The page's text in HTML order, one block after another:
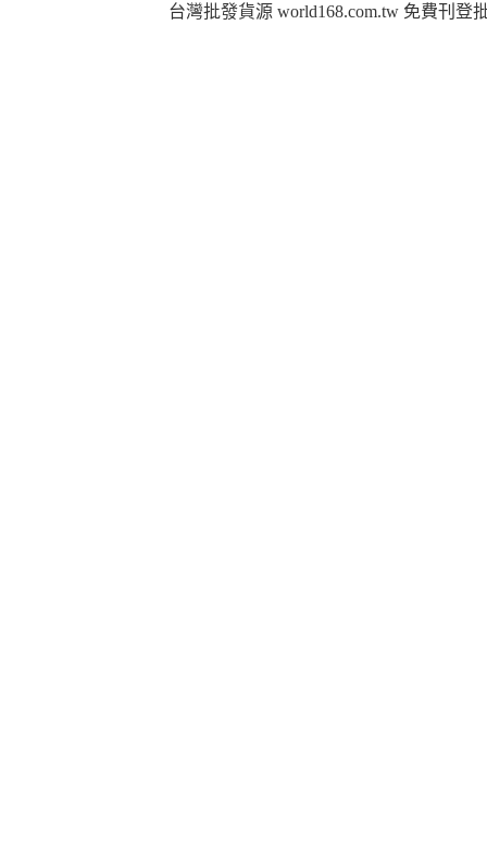
台灣批發貨源 world168.com.tw 免費刊登